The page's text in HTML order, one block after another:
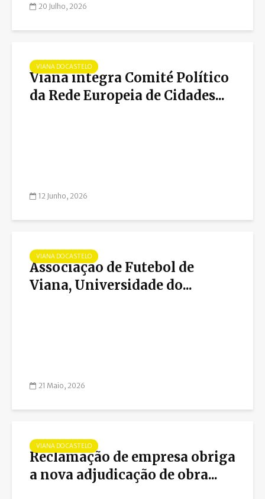
20 Julho, 2026
VIANA DO CASTELO
Viana integra Comité Político
da Rede Europeia de Cidades...
12 Junho, 2026
VIANA DO CASTELO
Associação de Futebol de
Viana, Universidade do...
21 Maio, 2026
VIANA DO CASTELO
Reclamação de empresa obriga
a nova adjudicação de obra...